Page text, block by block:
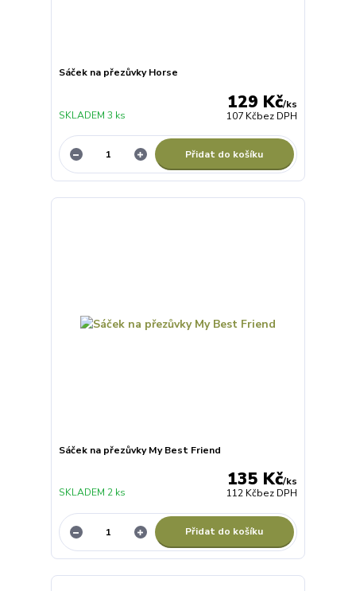
Sáček na přezůvky Horse
129 Kč/ks
107 Kčbez DPH
SKLADEM 3 ks
Přidat do košíku
Sáček na přezůvky My Best Friend
135 Kč/ks
112 Kčbez DPH
SKLADEM 2 ks
Přidat do košíku